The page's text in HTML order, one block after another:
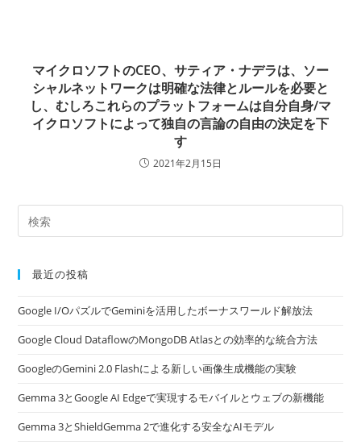
マイクロソフトのCEO、サティア・ナデラは、ソー
シャルネットワークは明確な法律とルールを必要と
し、むしろこれらのプラットフォームは自分自身/マ
イクロソフトによって独自の言論の自由の決定を下
す
2021年2月15日
最近の投稿
Google I/OパズルでGeminiを活用したボーナスワールド解放法
Google Cloud DataflowのMongoDB Atlasとの効率的な統合方法
GoogleのGemini 2.0 Flashによる新しい画像生成機能の実験
Gemma 3とGoogle AI Edgeで実現するモバイルとウェブの新機能
Gemma 3とShieldGemma 2で進化する安全なAIモデル